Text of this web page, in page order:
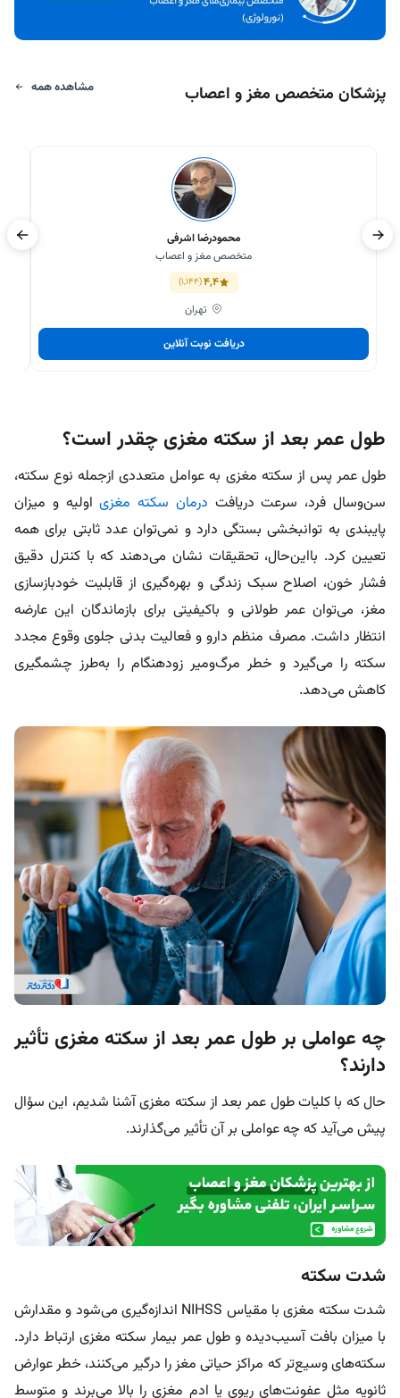
پزشکان متخصص مغز و اعصاب مشاهده همه
محمودرضا اشرفی
متخصص مغز و اعصاب
4,4
(1,144)
تهران
دریافت نوبت آنلاین
طول عمر بعد از سکته مغزی چقدر است؟
طول عمر پس از سکته مغزی به عوامل متعددی ازجمله نوع سکته،
سن‌و‌سال فرد، سرعت دریافت درمان سکته مغزیاولیه و میزان
پایبندی به توانبخشی بستگی دارد و نمی‌توان عدد ثابتی برای همه
تعیین کرد. با‌این‌حال، تحقیقات نشان می‌دهند که با کنترل دقیق
فشار خون، اصلاح سبک زندگی و بهره‌گیری از قابلیت خودبازسازی
مغز،‌ می‌توان عمر طولانی و باکیفیتی برای بازماندگان این عارضه
انتظار داشت. مصرف منظم دارو و فعالیت بدنی جلوی وقوع مجدد
سکته را می‌گیرد و خطر مرگ‌ومیر زودهنگام را به‌طرز چشمگیری
کاهش می‌دهد.
چه عواملی بر طول عمر بعد از سکته مغزی تأثیر
دارند؟
حال که با کلیات طول عمر بعد از سکته مغزی آشنا شدیم، این سؤال
پیش می‌آید که چه عواملی بر آن تأثیر می‌گذارند.
شدت سکته
شدت سکته مغزی با مقیاس NIHSS اندازه‌گیری می‌شود و مقدارش
با میزان بافت آسیب‌دیده و طول عمر بیمار سکته مغزی ارتباط دارد.
سکته‌های وسیع‌تر که مراکز حیاتی مغز را درگیر می‌کنند، خطر عوارض
ثانویه مثل عفونت‌های ریوی یا ادم مغزی را بالا می‌برند و متوسط